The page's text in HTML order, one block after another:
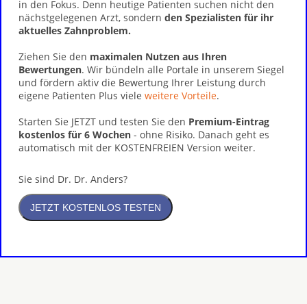
in den Fokus. Denn heutige Patienten suchen nicht den
nächstgelegenen Arzt, sondern den Spezialisten für ihr
aktuelles Zahnproblem.
Ziehen Sie den maximalen Nutzen aus Ihren
Bewertungen. Wir bündeln alle Portale in unserem Siegel
und fördern aktiv die Bewertung Ihrer Leistung durch
eigene Patienten Plus viele weitere Vorteile.
Starten Sie JETZT und testen Sie den Premium-Eintrag
kostenlos für 6 Wochen - ohne Risiko. Danach geht es
automatisch mit der KOSTENFREIEN Version weiter.
Sie sind Dr. Dr. Anders?